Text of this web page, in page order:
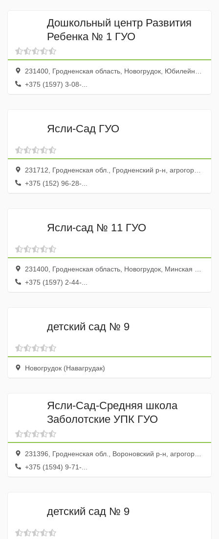
Дошкольный центр Развития
Ребенка № 1 ГУО
231400, Гродненская область, Новогрудок, Юбилейная улица, 9
+375 (1597) 3-08-...
Ясли-Сад ГУО
231712, Гродненская обл., Гродненский р-н, агрогородок Индура, ул. Гродненская, 31а
+375 (152) 96-28-...
Ясли-сад № 11 ГУО
231400, Гродненская область, Новогрудок, Минская улица, 75
+375 (1597) 2-44-...
детский сад № 9
Новогрудок (Навагрудак)
Ясли-Сад-Средняя школа
Заболотские УПК ГУО
231396, Гродненская обл., Вороновский р-н, агрогородок Заболоть, ул. Советская, 26а
+375 (1594) 9-71-...
детский сад № 9